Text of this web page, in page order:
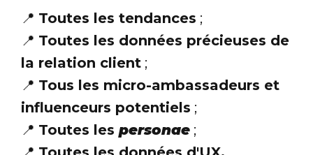
📍 Toutes les tendances ;
📍 Toutes les données précieuses de
la relation client ;
📍 Tous les micro-ambassadeurs et
influenceurs potentiels ;
📍 Toutes les personae ;